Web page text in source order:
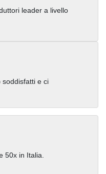
leader a livello
soddisfatti e ci
50x in Italia.